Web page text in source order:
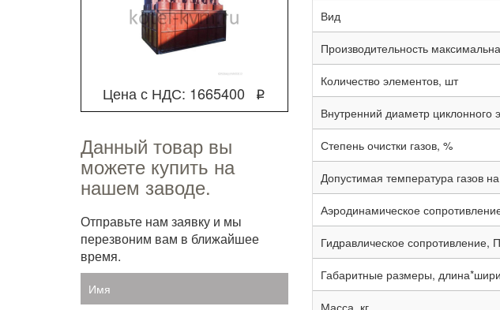
Цена с НДС: 1665400 q
Данный товар вы
можете купить на
нашем заводе.
Отправьте нам заявку и мы
перезвоним вам в ближайшее
время.
Имя
Вид
Производительность
Количество элементов, шт
Внутренний диаметр циклонного
Степень очистки газов, %
Допустимая температура газов
Аэродинамическое
Гидравлическое сопротивление,
Габаритные размеры,
Масса, кг